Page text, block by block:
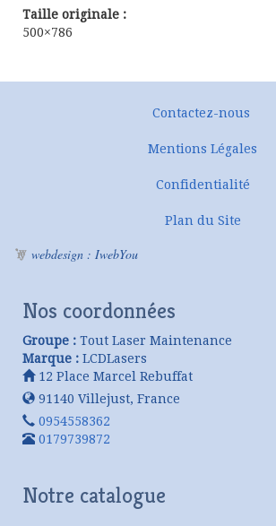
Taille originale :
500×786
Contactez-nous
Mentions Légales
Confidentialité
Plan du Site
webdesign : IwebYou
Nos coordonnées
Groupe : Tout Laser Maintenance
Marque : LCDLasers
12 Place Marcel Rebuffat
91140 Villejust, France
0954558362
0179739872
Notre catalogue